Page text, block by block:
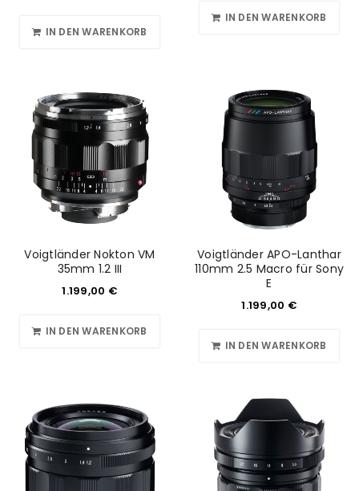
IN DEN WARENKORB
IN DEN WARENKORB
Voigtländer Nokton VM
35mm 1.2 III
1.199,00 €
IN DEN WARENKORB
Voigtländer APO-Lanthar
110mm 2.5 Macro für Sony
E
1.199,00 €
IN DEN WARENKORB